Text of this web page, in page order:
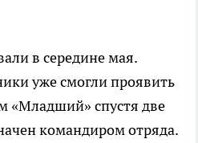
в середине мая.
уже смогли проявить
«Младший» спустя две
командиром отряда.